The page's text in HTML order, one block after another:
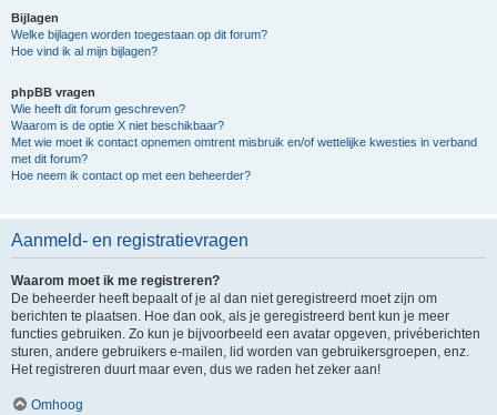
Bijlagen
Welke bijlagen worden toegestaan op dit forum?
Hoe vind ik al mijn bijlagen?
phpBB vragen
Wie heeft dit forum geschreven?
Waarom is de optie X niet beschikbaar?
Met wie moet ik contact opnemen omtrent misbruik en/of wettelijke kwesties in verband
met dit forum?
Hoe neem ik contact op met een beheerder?
Aanmeld- en registratievragen
Waarom moet ik me registreren?
De beheerder heeft bepaalt of je al dan niet geregistreerd moet zijn om
berichten te plaatsen. Hoe dan ook, als je geregistreerd bent kun je meer
functies gebruiken. Zo kun je bijvoorbeeld een avatar opgeven, privéberichten
sturen, andere gebruikers e-mailen, lid worden van gebruikersgroepen, enz.
Het registreren duurt maar even, dus we raden het zeker aan!
Omhoog